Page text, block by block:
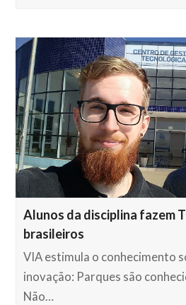
Alunos da disciplina fazem
brasileiros
VIA estimula o conhecimento
inovação: Parques são
Não…